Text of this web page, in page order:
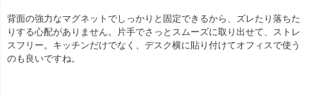
背面の強力なマグネットでしっかりと固定できるから、ズレたり落ちた
りする心配がありません。片手でさっとスムーズに取り出せて、ストレ
スフリー。キッチンだけでなく、デスク横に貼り付けてオフィスで使う
のも良いですね。